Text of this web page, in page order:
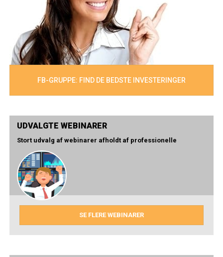
FB-GRUPPE: FIND DE BEDSTE INVESTERINGER
UDVALGTE WEBINARER
Stort udvalg af webinarer afholdt af professionelle
SE FLERE WEBINARER